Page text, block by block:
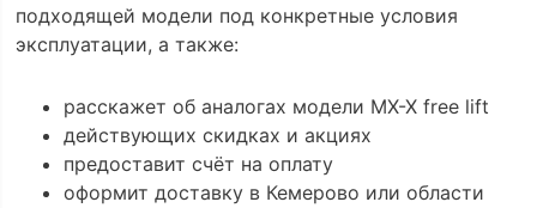
подходящей модели под конкретные условия
эксплуатации, а также:
расскажет об аналогах модели MX-X free lift
действующих скидках и акциях
предоставит счёт на оплату
оформит доставку в Кемерово или области